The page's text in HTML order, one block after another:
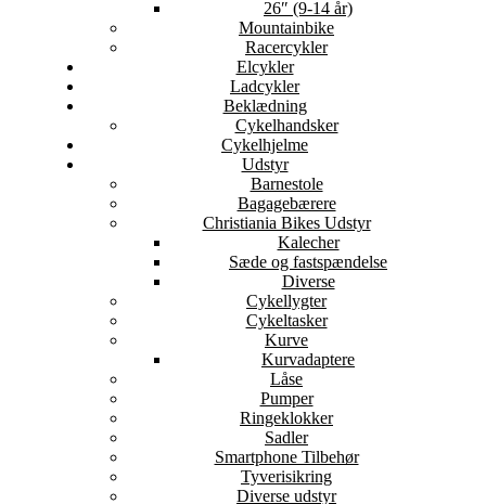
26″ (9-14 år)
Mountainbike
Racercykler
Elcykler
Ladcykler
Beklædning
Cykelhandsker
Cykelhjelme
Udstyr
Barnestole
Bagagebærere
Christiania Bikes Udstyr
Kalecher
Sæde og fastspændelse
Diverse
Cykellygter
Cykeltasker
Kurve
Kurvadaptere
Låse
Pumper
Ringeklokker
Sadler
Smartphone Tilbehør
Tyverisikring
Diverse udstyr